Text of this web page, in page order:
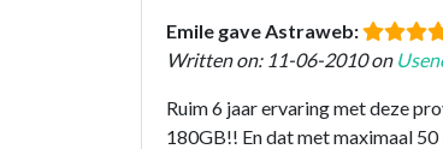
Emile gave Astraweb:
Written on: 11-06-2010 on
Ruim 6 jaar ervaring met deze
180GB!! En dat met maximaal 50